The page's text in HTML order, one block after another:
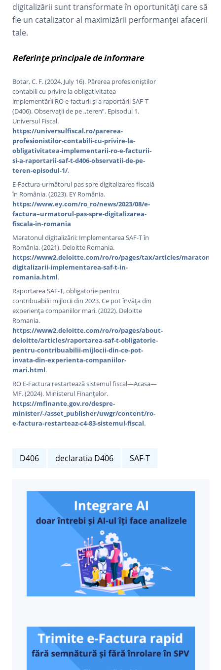
digitalizării sunt transformate în oportunități care să
fie un catalizator al maximizării performanței afacerii
tale.
Referințe principale de informare
Botar, C. F. (2024, July 16). Părerea profesioniștilor
contabili cu privire la obligativitatea
implementării RO e-facturii și a raportării SAF-T
(D406). Observații de pe ,,teren”. Episodul 1.
Universul Fiscal.
https://universulfiscal.ro/parerea-
profesionistilor-contabili-cu-privire-la-
obligativitatea-implementarii-ro-e-facturii-
si-a-raportarii-saf-t-d406-observatii-de-pe-
teren-episodul-1/.
E-Factura-următorul pas spre digitalizarea fiscală
în România. (2023). EY România.
https://www.ey.com/ro_ro/news/2023/08/e-
factura–urmatorul-pas-spre-digitalizarea-
fiscala-in-romania
Maratonul digitalizării: Implementarea SAF-T în
România. (2021). Deloitte Romania.
https://www2.deloitte.com/ro/ro/pages/tax/articles/maratonul-
digitalizarii-implementarea-saf-t-in-
romania.html.
Raportarea SAF-T, obligatorie pentru
contribuabilii mijlocii din 2023. Ce pot învăța din
experiența companiilor mari. (2022). Deloitte
Romania.
https://www2.deloitte.com/ro/ro/pages/about-
deloitte/articles/raportarea-saf-t-obligatorie-
pentru-contribuabilii-mijlocii-din-ce-pot-
invata-din-experienta-companiilor-
mari.html.
RO E-Factura restartează sistemul fiscal—Acasa—
MF. (2024). Ministerul Finanțelor.
https://mfinante.gov.ro/despre-
minister/-/asset_publisher/uwgr/content/ro-
e-factura-restarteaz-c4-83-sistemul-fiscal.
D406 declaratia D406 SAF-T